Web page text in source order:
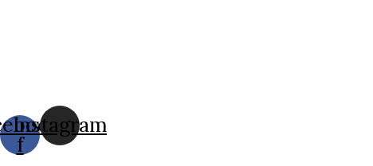
f
Instagram